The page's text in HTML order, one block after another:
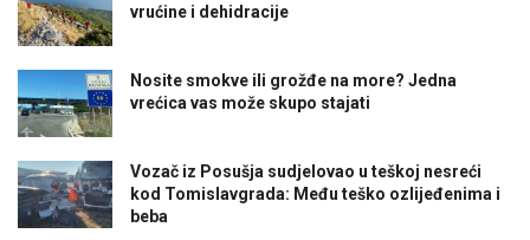
vrućine i dehidracije
Nosite smokve ili grožđe na more? Jedna
vrećica vas može skupo stajati
Vozač iz Posušja sudjelovao u teškoj nesreći
kod Tomislavgrada: Među teško ozlijeđenima i
beba